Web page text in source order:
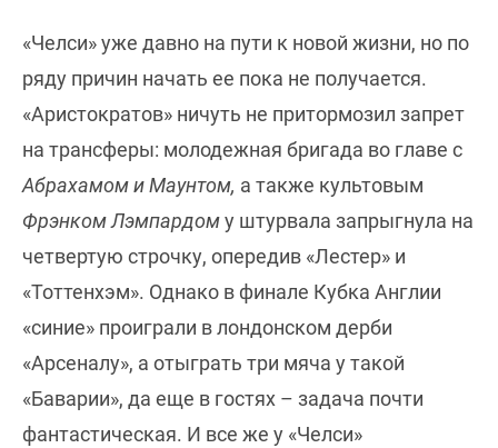
«Челси» уже давно на пути к новой жизни, но по
ряду причин начать ее пока не получается.
«Аристократов» ничуть не притормозил запрет
на трансферы: молодежная бригада во главе с
Абрахамом и Маунтом, а также культовым
Фрэнком Лэмпардому штурвала запрыгнула на
четвертую строчку, опередив «Лестер» и
«Тоттенхэм». Однако в финале Кубка Англии
«синие» проиграли в лондонском дерби
«Арсеналу», а отыграть три мяча у такой
«Баварии», да еще в гостях – задача почти
фантастическая. И все же у «Челси»